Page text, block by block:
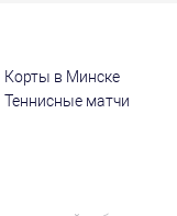
Корты в Минске
Теннисные матчи